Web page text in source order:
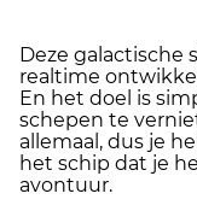
Deze galactische
realtime
En het doel is
schepen te
allemaal, dus je
het schip dat je
avontuur.